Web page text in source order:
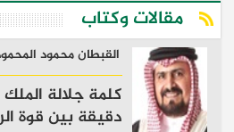
مقالات وكتاب
القبطان محمود
كلمة جلالة
دقيقة بين قوة